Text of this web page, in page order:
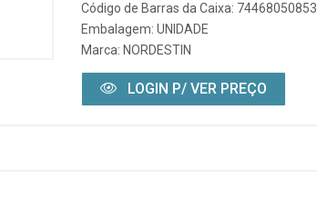
Código de Barras da Caixa: 74468050853
Embalagem: UNIDADE
Marca: NORDESTIN
LOGIN P/ VER PREÇO